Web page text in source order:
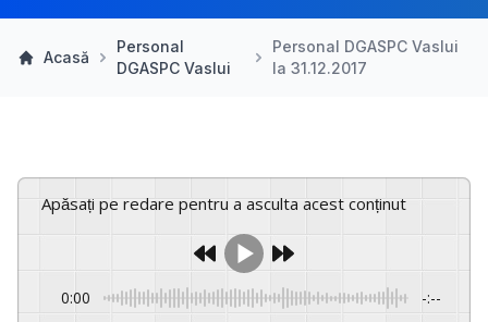
Acasă
Personal
DGASPC Vaslui
Personal DGASPC Vaslui
la 31.12.2017
Apăsați pe redare pentru a asculta acest conținut
0:00 -:--